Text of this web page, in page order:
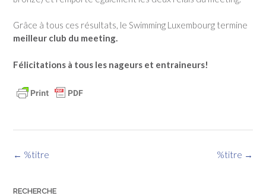
Grâce à tous ces résultats, le Swimming Luxembourg termine
meilleur club du meeting.
Félicitations à tous les nageurs et entraineurs!
Navigation
%titre →
← %titre
RECHERCHE